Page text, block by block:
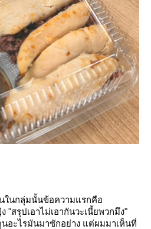
ในกลุ่มนั้นข้อความแรกคือ
"สรุปเอาไม่เอากันวะเนี้ยพวกมึง"
อะไรมันมาซักอย่าง แต่ผมมาเห็นที่